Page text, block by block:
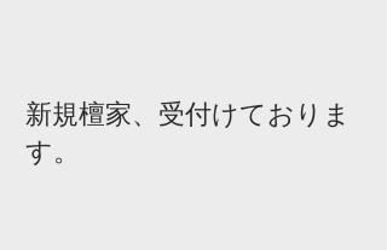
新規檀家、受付けておりま
す。